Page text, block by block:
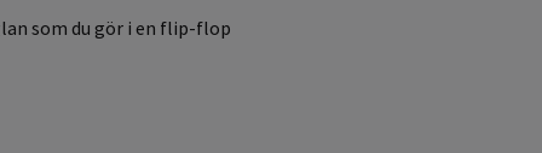
som du gör i en flip-flop